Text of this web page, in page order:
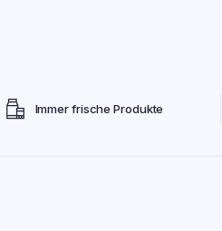
Immer frische Produkte